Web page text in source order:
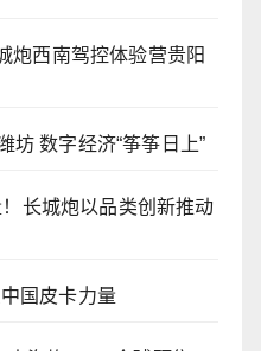
炮西南驾控体验营贵阳
坊 数字经济“筝筝日上”
长城炮以品类创新推动
国皮卡力量